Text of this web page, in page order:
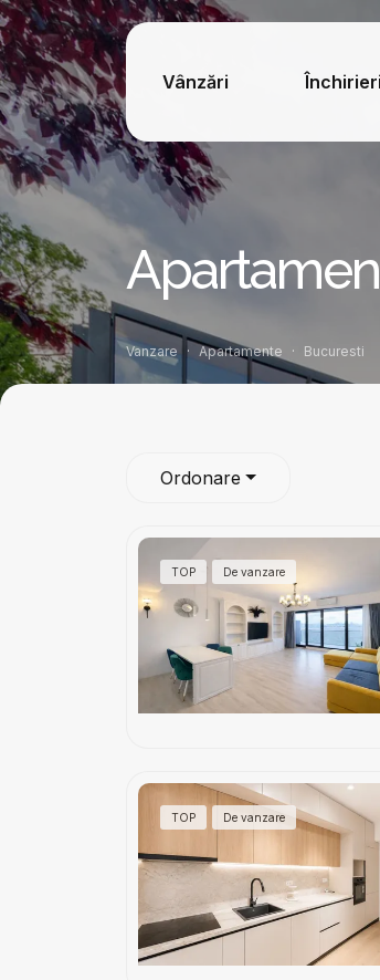
Vânzări Închirieri
Vanzare Apartamente Bucuresti
Ordonare
TOP De vanzare
TOP De vanzare